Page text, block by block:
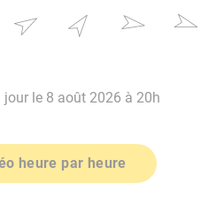
le 8 août 2026 à 20h
heure par heure